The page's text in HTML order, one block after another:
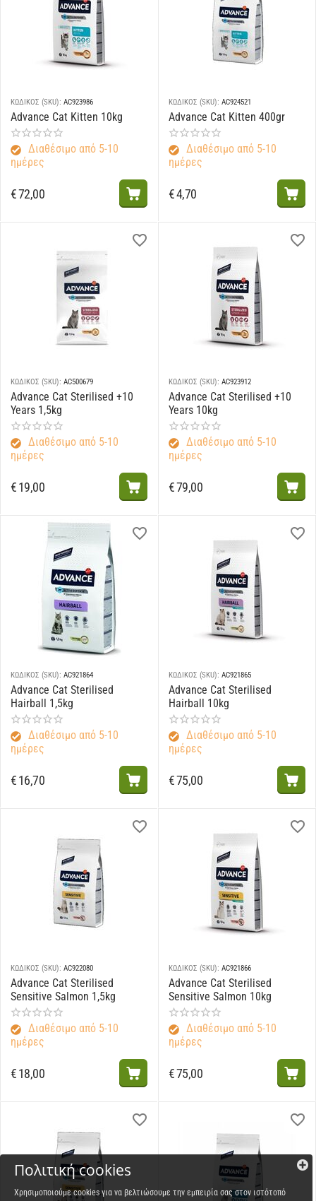
ΚΩΔΙΚΟΣ (SKU): AC923986
Advance Cat Kitten 10kg
Διαθέσιμο από 5-10
ημέρες
€72,00
ΚΩΔΙΚΟΣ (SKU): AC924521
Advance Cat Kitten 400gr
Διαθέσιμο από 5-10
ημέρες
€4,70
ΚΩΔΙΚΟΣ (SKU): AC500679
Advance Cat Sterilised +10
Years 1,5kg
Διαθέσιμο από 5-10
ημέρες
€19,00
ΚΩΔΙΚΟΣ (SKU): AC923912
Advance Cat Sterilised +10
Years 10kg
Διαθέσιμο από 5-10
ημέρες
€79,00
ΚΩΔΙΚΟΣ (SKU): AC921864
Advance Cat Sterilised
Hairball 1,5kg
Διαθέσιμο από 5-10
ημέρες
€16,70
ΚΩΔΙΚΟΣ (SKU): AC921865
Advance Cat Sterilised
Hairball 10kg
Διαθέσιμο από 5-10
ημέρες
€75,00
ΚΩΔΙΚΟΣ (SKU): AC922080
Advance Cat Sterilised
Sensitive Salmon 1,5kg
Διαθέσιμο από 5-10
ημέρες
€18,00
ΚΩΔΙΚΟΣ (SKU): AC921866
Advance Cat Sterilised
Sensitive Salmon 10kg
Διαθέσιμο από 5-10
ημέρες
€75,00
Πολιτική cookies
Χρησιμοποιούμε cookies για να βελτιώσουμε την εμπειρία σας στον ιστότοπό